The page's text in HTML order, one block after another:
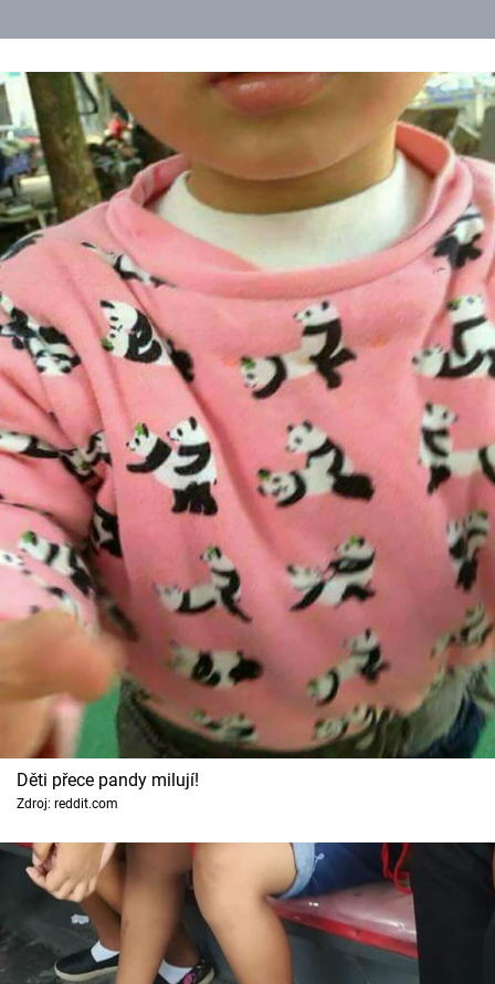
Děti přece pandy milují!
Zdroj: reddit.com